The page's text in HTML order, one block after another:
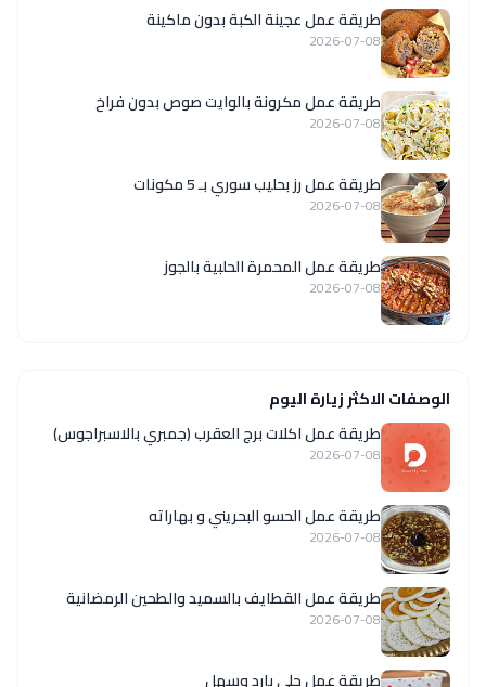
طريقة عمل عجينة الكبة بدون ماكينة
2026-07-08
طريقة عمل مكرونة بالوايت صوص بدون فراخ
2026-07-08
طريقة عمل رز بحليب سوري بـ 5 مكونات
2026-07-08
طريقة عمل المحمرة الحلبية بالجوز
2026-07-08
الوصفات الاكثر زيارة اليوم
طريقة عمل اكلات برج العقرب (جمبري بالاسبراجوس)
2026-07-08
طريقة عمل الحسو البحريني و بهاراته
2026-07-08
طريقة عمل القطايف بالسميد والطحين الرمضانية
2026-07-08
طريقة عمل حلى بارد وسهل